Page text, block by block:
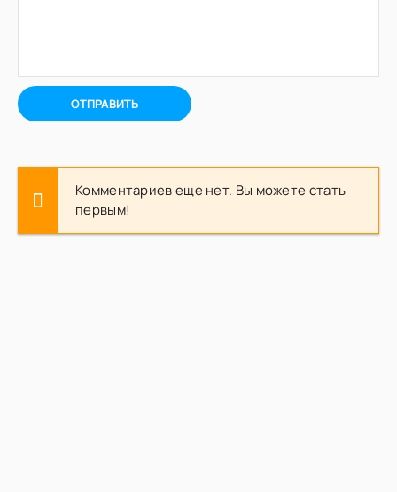
ОТПРАВИТЬ
Комментариев еще нет. Вы можете стать
первым!